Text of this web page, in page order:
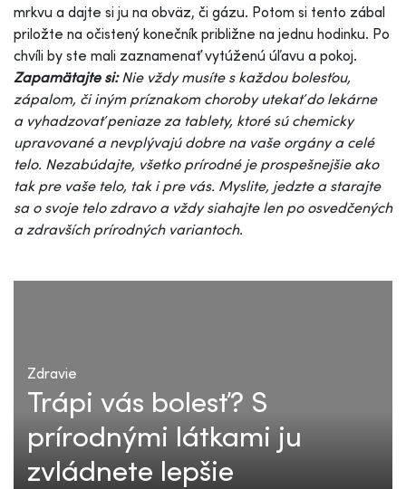
mrkvu a dajte si ju na obväz, či gázu. Potom si tento zábal
priložte na očistený konečník približne na jednu hodinku. Po
chvíli by ste mali zaznamenať vytúženú úľavu a pokoj.
Zapamätajte si: Nie vždy musíte s každou bolesťou,
zápalom, či iným príznakom choroby utekať do lekárne
a vyhadzovať peniaze za tablety, ktoré sú chemicky
upravované a nevplývajú dobre na vaše orgány a celé
telo. Nezabúdajte, všetko prírodné je prospešnejšie ako
tak pre vaše telo, tak i pre vás. Myslite, jedzte a starajte
sa o svoje telo zdravo a vždy siahajte len po osvedčených
a zdravších prírodných variantoch.
Zdravie
Trápi vás bolesť? S
prírodnými látkami ju
zvládnete lepšie